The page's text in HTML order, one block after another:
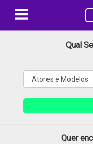
Qual
Quer